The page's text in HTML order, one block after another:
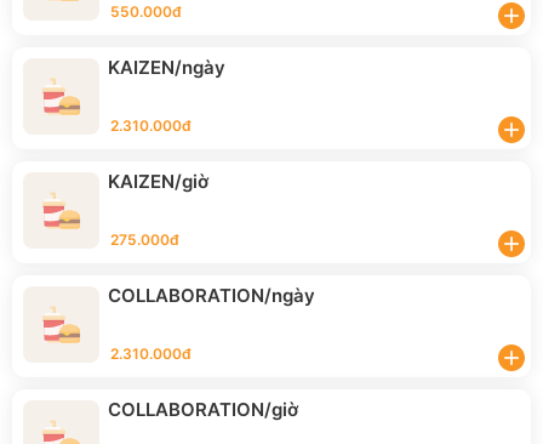
550.000đ add
KAIZEN/ngày
2.310.000đ add
KAIZEN/giờ
275.000đ add
COLLABORATION/ngày
2.310.000đ add
COLLABORATION/giờ